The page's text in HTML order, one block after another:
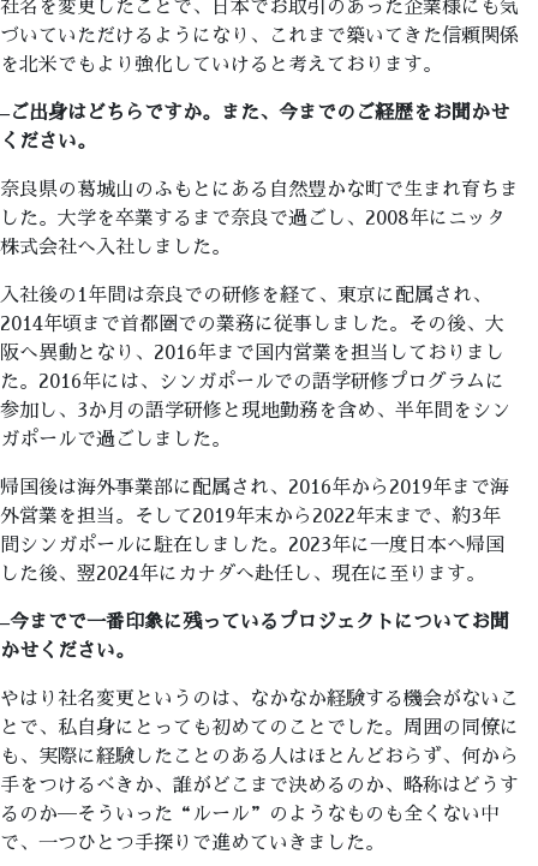
社名を変更したことで、日本でお取引のあった企業様にも気
づいていただけるようになり、これまで築いてきた信頼関係
を北米でもより強化していけると考えております。
–ご出身はどちらですか。また、今までのご経歴をお聞かせ
ください。
奈良県の葛城山のふもとにある自然豊かな町で生まれ育ちま
した。大学を卒業するまで奈良で過ごし、2008年にニッタ
株式会社へ入社しました。
入社後の1年間は奈良での研修を経て、東京に配属され、
2014年頃まで首都圏での業務に従事しました。その後、大
阪へ異動となり、2016年まで国内営業を担当しておりまし
た。2016年には、シンガポールでの語学研修プログラムに
参加し、3か月の語学研修と現地勤務を含め、半年間をシン
ガポールで過ごしました。
帰国後は海外事業部に配属され、2016年から2019年まで海
外営業を担当。そして2019年末から2022年末まで、約3年
間シンガポールに駐在しました。2023年に一度日本へ帰国
した後、翌2024年にカナダへ赴任し、現在に至ります。
–今までで一番印象に残っているプロジェクトについてお聞
かせください。
やはり社名変更というのは、なかなか経験する機会がないこ
とで、私自身にとっても初めてのことでした。周囲の同僚に
も、実際に経験したことのある人はほとんどおらず、何から
手をつけるべきか、誰がどこまで決めるのか、略称はどうす
るのか─そういった“ルール”のようなものも全くない中
で、一つひとつ手探りで進めていきました。